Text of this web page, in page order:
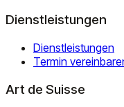
Dienstleistungen
Dienstleistungen
Termin
Art de Suisse